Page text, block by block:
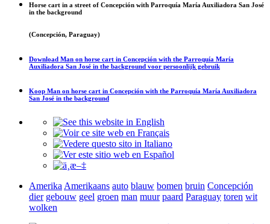
Horse cart in a street of Concepción with Parroquía María Auxiliadora San José
in the background
(Concepción, Paraguay)
Download Man on horse cart in Concepción with the Parroquía María
Auxiliadora San José in the background voor persoonlijk gebruik
Koop Man on horse cart in Concepción with the Parroquía María Auxiliadora
San José in the background
Amerika Amerikaans auto blauw bomen bruin Concepción
dier gebouw geel groen man muur paard Paraguay toren wit
wolken